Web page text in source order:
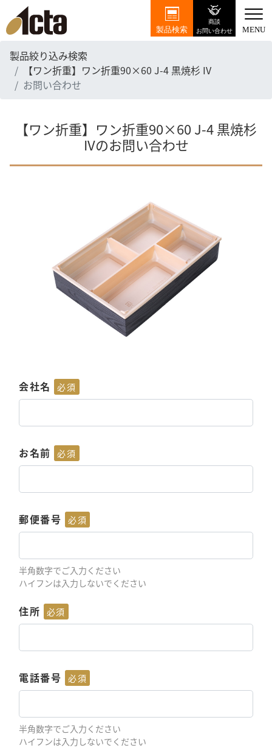
製品検索
商談
お問い合わせ
MENU
製品絞り込み検索
【ワン折重】ワン折重90×60 J-4 黒焼杉 IV
お問い合わせ
【ワン折重】ワン折重90×60 J-4 黒焼杉
IVのお問い合わせ
会社名 必須
お名前 必須
郵便番号 必須
半角数字でご入力ください
ハイフンは入力しないでください
住所 必須
電話番号 必須
半角数字でご入力ください
ハイフンは入力しないでください